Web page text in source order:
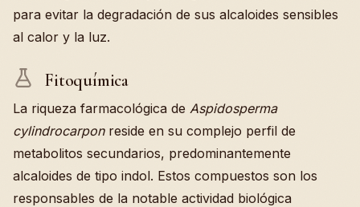
para evitar la degradación de sus alcaloides sensibles
al calor y la luz.
Fitoquímica
La riqueza farmacológica de Aspidosperma
cylindrocarponreside en su complejo perfil de
metabolitos secundarios, predominantemente
alcaloides de tipo indol. Estos compuestos son los
responsables de la notable actividad biológica